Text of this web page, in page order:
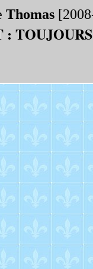
Thomas
: